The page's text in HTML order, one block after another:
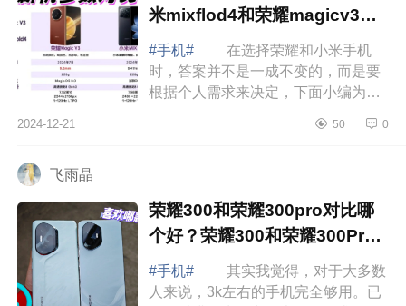
米mixflod4和荣耀magicv3应
该如何选
#手机#
在选择荣耀和小米手机
时，答案并不是一成不变的，而是要
根据个人需求来决定，下面小编为大
机？小米mixflod4和荣耀magicv3应该
2024-12-21 50 0
飞雨晶
荣耀300和荣耀300pro对比哪
个好？荣耀300和荣耀300Pro
的区别
#手机#
其实我觉得，对于大多数
人来说，3k左右的手机完全够用。已